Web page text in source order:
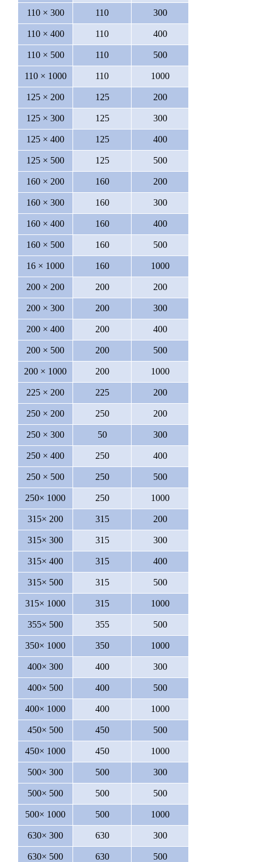
110 × 300 110 300
110 × 400 110 400
110 × 500 110 500
110 × 1000 110 1000
125 × 200 125 200
125 × 300 125 300
125 × 400 125 400
125 × 500 125 500
160 × 200 160 200
160 × 300 160 300
160 × 400 160 400
160 × 500 160 500
16 × 1000 160 1000
200 × 200 200 200
200 × 300 200 300
200 × 400 200 400
200 × 500 200 500
200 × 1000 200 1000
225 × 200 225 200
250 × 200 250 200
250 × 300 50 300
250 × 400 250 400
250 × 500 250 500
250× 1000 250 1000
315× 200 315 200
315× 300 315 300
315× 400 315 400
315× 500 315 500
315× 1000 315 1000
355× 500 355 500
350× 1000 350 1000
400× 300 400 300
400× 500 400 500
400× 1000 400 1000
450× 500 450 500
450× 1000 450 1000
500× 300 500 300
500× 500 500 500
500× 1000 500 1000
630× 300 630 300
630× 500 630 500